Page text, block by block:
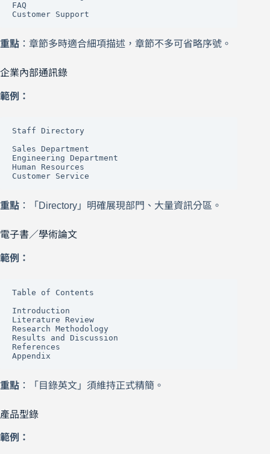
FAQ
Customer Support
重點 ：章節多時適合細項描述，章節不多可省略序號。
企業內部通訊錄
範例：
Staff Directory
Sales Department
Engineering Department
Human Resources
Customer Service
重點 ：「Directory」明確展現部門、大量資訊分區。
電子書／學術論文
範例：
Table of Contents
Introduction
Literature Review
Research Methodology
Results and Discussion
References
Appendix
重點 ：「目錄英文」須維持正式精簡。
產品型錄
範例：